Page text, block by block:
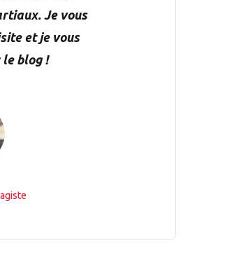
Je vous
et je vous
blog !